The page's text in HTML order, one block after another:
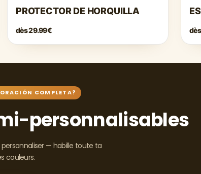
PROTECTOR DE HORQUILLA
dès29.99€
COMPLETA?
personnalisables
— habille toute ta
couleurs.